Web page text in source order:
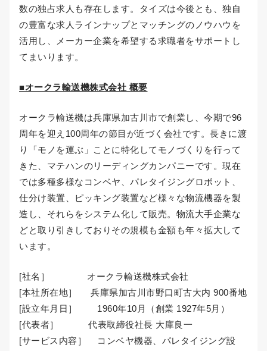
数の独占求人も存在します。タイズは今後とも、独自
の豊富な求人ラインナップとマッチングのノウハウを
活用し、メーカー企業を希望する求職者をサポートし
てまいります。
■オークラ輸送機株式会社 概要
オークラ輸送機は兵庫県加古川市で創業し、今期で96
周年を迎え100周年の節目が近づく会社です。長きに渡
り「モノを運ぶ」ことに特化してモノづくりを行って
きた、マテハンのリーディングカンパニーです。現在
では多種多様なコンベヤ、パレタイジングロボット、
仕分け装置、ピッキング装置など様々な物流機器を製
造し、それらをシステム化して販売。物流大手企業な
どと取り引きしておりその規模も金額も年々拡大して
います。
[社名］ オークラ輸送機株式会社
[本社所在地］ 兵庫県加古川市野口町古大内 900番地
[設立年月日］ 1960年10月（創業 1927年5月）
[代表者］ 代表取締役社長 大庫良一
[サービス内容］ コンベヤ機器、パレタイジング設